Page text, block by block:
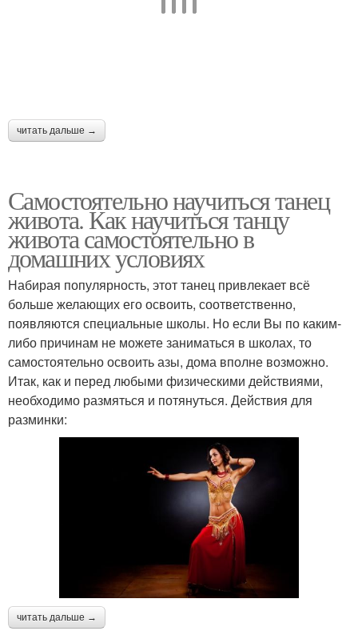
читать дальше →
Самостоятельно научиться танец
живота. Как научиться танцу
живота самостоятельно в
домашних условиях
Набирая популярность, этот танец привлекает всё
больше желающих его освоить, соответственно,
появляются специальные школы. Но если Вы по каким-
либо причинам не можете заниматься в школах, то
самостоятельно освоить азы, дома вполне возможно.
Итак, как и перед любыми физическими действиями,
необходимо размяться и потянуться. Действия для
разминки:
читать дальше →